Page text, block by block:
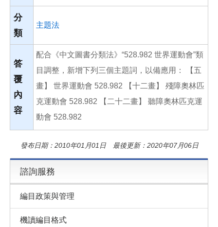
分
類
主題法
答
覆
內
容
配合《中文圖書分類法》“528.982 世界運動會”類
目調整，新增下列三個主題詞，以備應用： 【五
畫】 世界運動會 528.982 【十二畫】 殘障奧林匹
克運動會 528.982 【二十二畫】 聽障奧林匹克運
動會 528.982
發布日期：2010年01月01日 最後更新：2020年07月06日
諮詢服務
編目政策與管理
機讀編目格式